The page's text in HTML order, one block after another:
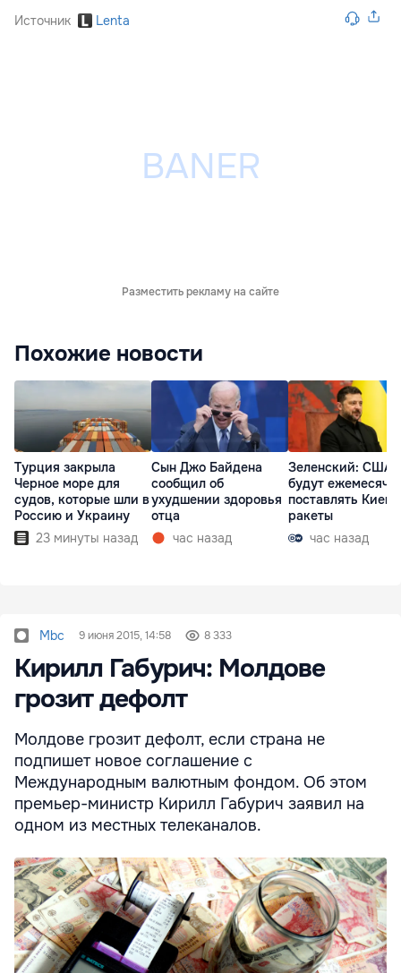
Источник Lenta
Разместить рекламу на сайте
Похожие новости
Турция закрыла
Черное море для
судов, которые шли в
Россию и Украину
23 минуты назад
Сын Джо Байдена
сообщил об
ухудшении здоровья
отца
час назад
Зеленский: США
будут
поставлять Киеву
ракеты
час назад
Mbc 9 июня 2015, 14:58 8 333
Кирилл Габурич: Молдове
грозит дефолт
Молдове грозит дефолт, если страна не
подпишет новое соглашение с
Международным валютным фондом. Об этом
премьер-министр Кирилл Габурич заявил на
одном из местных телеканалов.